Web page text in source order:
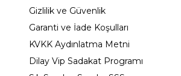
Gizlilik ve Güvenlik
Garanti ve İade Koşulları
KVKK Aydınlatma Metni
Dilay Vip Sadakat Programı